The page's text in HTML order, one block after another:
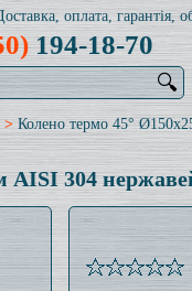
оплата, гарантія,
194-18-70
🔍
> Колено термо 45°
AISI 304